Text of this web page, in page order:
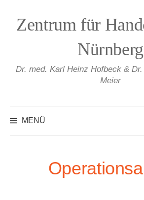
zum
Inhalt
Zentrum für
Nürnberg
Dr. med. Karl Heinz Hofbeck &
Meier
MENÜ